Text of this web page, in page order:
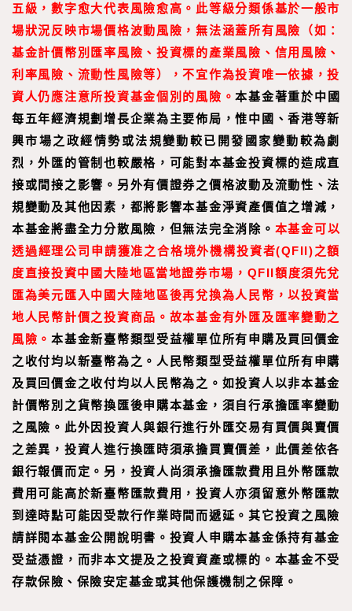
五級，數字愈大代表風險愈高。此等級分類係基於一般市
場狀況反映市場價格波動風險，無法涵蓋所有風險（如：
基金計價幣別匯率風險、投資標的產業風險、信用風險、
利率風險、流動性風險等），不宜作為投資唯一依據，投
資人仍應注意所投資基金個別的風險。本基金著重於中國
每五年經濟規劃增長企業為主要佈局，惟中國、香港等新
興市場之政經情勢或法規變動較已開發國家變動較為劇
烈，外匯的管制也較嚴格，可能對本基金投資標的造成直
接或間接之影響。另外有價證券之價格波動及流動性、法
規變動及其他因素，都將影響本基金淨資產價值之增減，
本基金將盡全力分散風險，但無法完全消除。 本基金可以
透過經理公司申請獲准之合格境外機構投資者(QFII)之額
度直接投資中國大陸地區當地證券市場，QFII額度須先兌
匯為美元匯入中國大陸地區後再兌換為人民幣，以投資當
地人民幣計價之投資商品。故本基金有外匯及匯率變動之
風險。本基金新臺幣類型受益權單位所有申購及買回價金
之收付均以新臺幣為之。人民幣類型受益權單位所有申購
及買回價金之收付均以人民幣為之。如投資人以非本基金
計價幣別之貨幣換匯後申購本基金，須自行承擔匯率變動
之風險。此外因投資人與銀行進行外匯交易有買價與賣價
之差異，投資人進行換匯時須承擔買賣價差，此價差依各
銀行報價而定。另，投資人尚須承擔匯款費用且外幣匯款
費用可能高於新臺幣匯款費用，投資人亦須留意外幣匯款
到達時點可能因受款行作業時間而遞延。其它投資之風險
請詳閱本基金公開說明書。投資人申購本基金係持有基金
受益憑證，而非本文提及之投資資產或標的。本基金不受
存款保險、保險安定基金或其他保護機制之保障。